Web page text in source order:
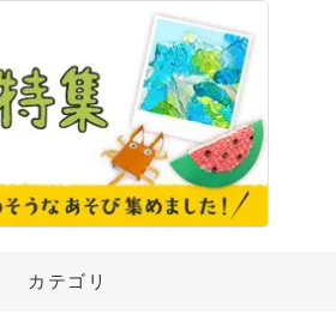
カテゴリ